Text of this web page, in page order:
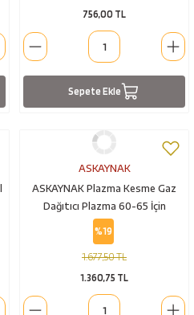
756,00 TL
Sepete Ekle
ASKAYNAK
ASKAYNAK Plazma Kesme Gaz
Dağıtıcı Plazma 60-65 İçin
(82TW60027)
%19
1.677,50 TL
1.360,75 TL